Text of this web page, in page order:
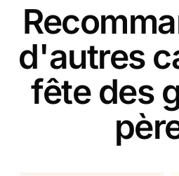
d'autres
fête des